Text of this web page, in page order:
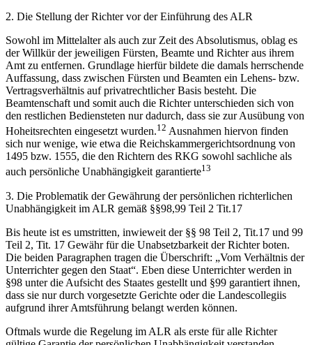
2. Die Stellung der Richter vor der Einführung des ALR
Sowohl im Mittelalter als auch zur Zeit des Absolutismus, oblag es
der Willkür der jeweiligen Fürsten, Beamte und Richter aus ihrem
Amt zu entfernen. Grundlage hierfür bildete die damals herrschende
Auffassung, dass zwischen Fürsten und Beamten ein Lehens- bzw.
Vertragsverhältnis auf privatrechtlicher Basis besteht. Die
Beamtenschaft und somit auch die Richter unterschieden sich von
den restlichen Bediensteten nur dadurch, dass sie zur Ausübung von
Hoheitsrechten eingesetzt wurden.12 Ausnahmen hiervon finden
sich nur wenige, wie etwa die Reichskammergerichtsordnung von
1495 bzw. 1555, die den Richtern des RKG sowohl sachliche als
auch persönliche Unabhängigkeit garantierte13
3. Die Problematik der Gewährung der persönlichen richterlichen
Unabhängigkeit im ALR gemäß §§98,99 Teil 2 Tit.17
Bis heute ist es umstritten, inwieweit der §§ 98 Teil 2, Tit.17 und 99
Teil 2, Tit. 17 Gewähr für die Unabsetzbarkeit der Richter boten.
Die beiden Paragraphen tragen die Überschrift: „Vom Verhältnis der
Unterrichter gegen den Staat“. Eben diese Unterrichter werden in
§98 unter die Aufsicht des Staates gestellt und §99 garantiert ihnen,
dass sie nur durch vorgesetzte Gerichte oder die Landescollegiis
aufgrund ihrer Amtsführung belangt werden können.
Oftmals wurde die Regelung im ALR als erste für alle Richter